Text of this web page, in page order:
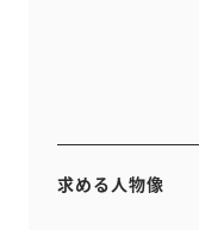
求める人物像